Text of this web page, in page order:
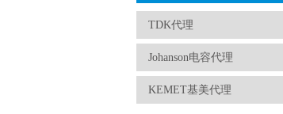
TDK代理
Johanson电容代理
KEMET基美代理